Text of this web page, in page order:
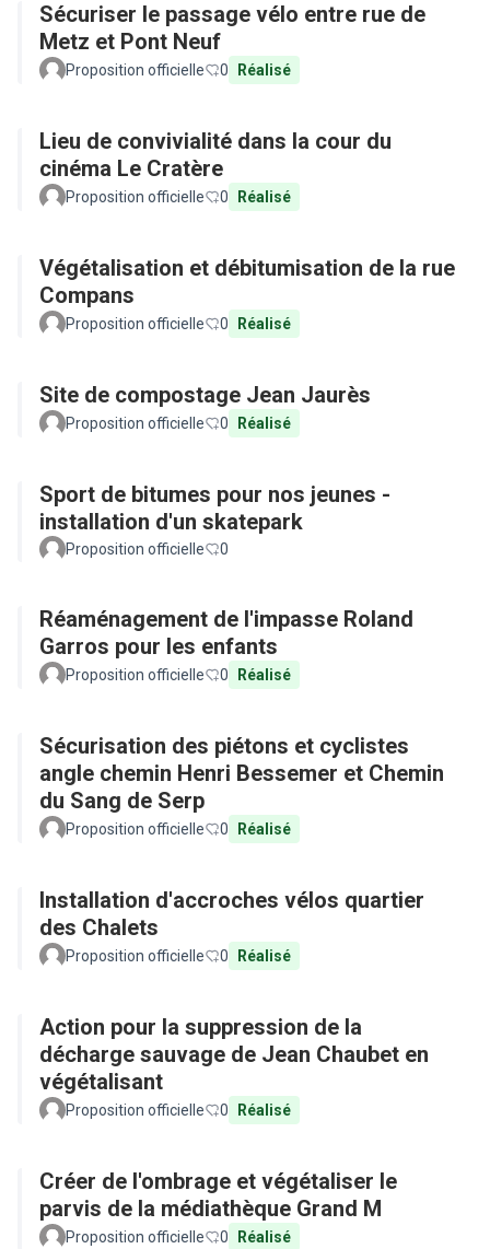
Sécuriser le passage vélo entre rue de
Metz et Pont Neuf
Proposition officielle 0 Réalisé
Lieu de convivialité dans la cour du
cinéma Le Cratère
Proposition officielle 0 Réalisé
Végétalisation et débitumisation de la rue
Compans
Proposition officielle 0 Réalisé
Site de compostage Jean Jaurès
Proposition officielle 0 Réalisé
Sport de bitumes pour nos jeunes -
installation d'un skatepark
Proposition officielle 0
Réaménagement de l'impasse Roland
Garros pour les enfants
Proposition officielle 0 Réalisé
Sécurisation des piétons et cyclistes
angle chemin Henri Bessemer et Chemin
du Sang de Serp
Proposition officielle 0 Réalisé
Installation d'accroches vélos quartier
des Chalets
Proposition officielle 0 Réalisé
Action pour la suppression de la
décharge sauvage de Jean Chaubet en
végétalisant
Proposition officielle 0 Réalisé
Créer de l'ombrage et végétaliser le
parvis de la médiathèque Grand M
Proposition officielle 0 Réalisé